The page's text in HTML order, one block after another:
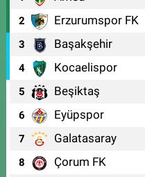
2 Erzurumspor FK
3 Başakşehir
4 Kocaelispor
5 Beşiktaş
6 Eyüpspor
7 Galatasaray
8 Çorum FK